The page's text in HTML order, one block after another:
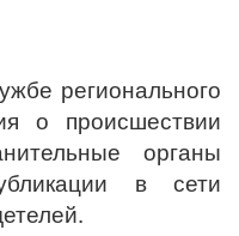
регионального
о происшествии
органы
в сети